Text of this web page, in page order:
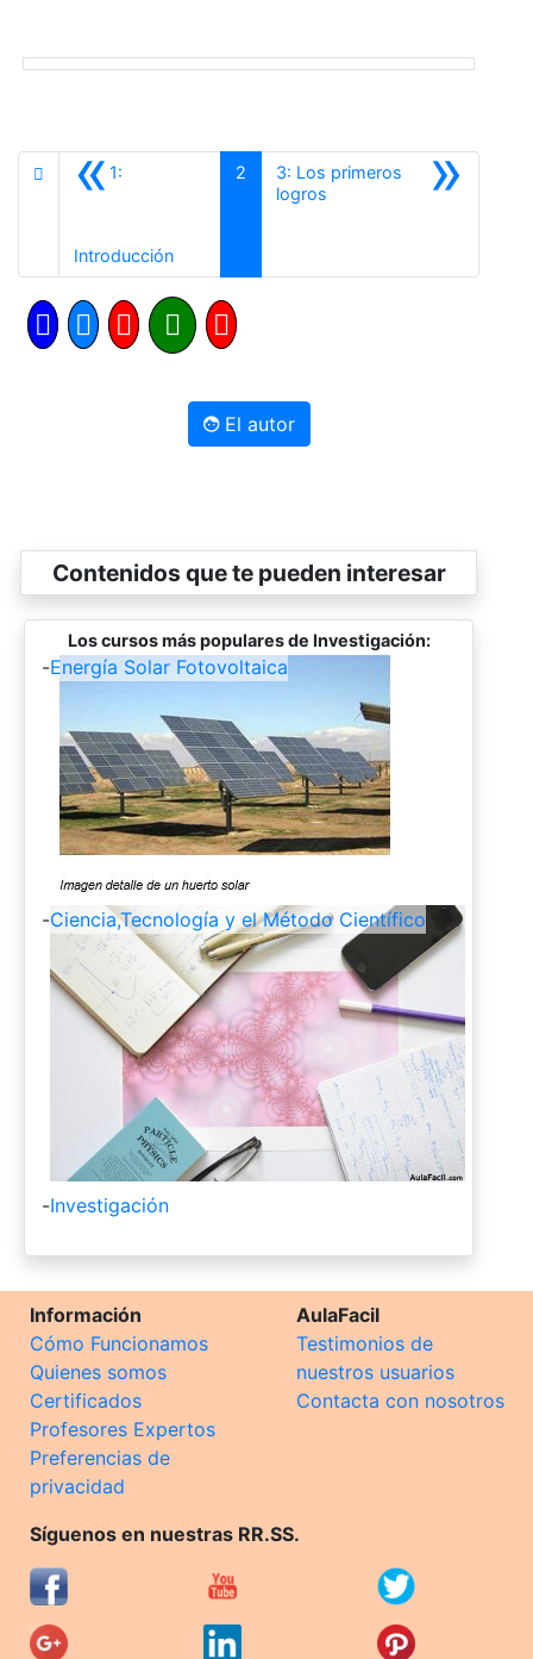
«1:
IntroducciónAnterior
2 »
3: Los primeros
logrosSiguiente
El autor
Contenidos que te pueden interesar
Los cursos más populares de Investigación:
-Energía Solar Fotovoltaica
-Ciencia,Tecnología y el Método Científico
-Investigación
Información
Cómo Funcionamos
Quienes somos
Certificados
Profesores Expertos
Preferencias de
privacidad
AulaFacil
Testimonios de
nuestros usuarios
Contacta con nosotros
Síguenos en nuestras RR.SS.